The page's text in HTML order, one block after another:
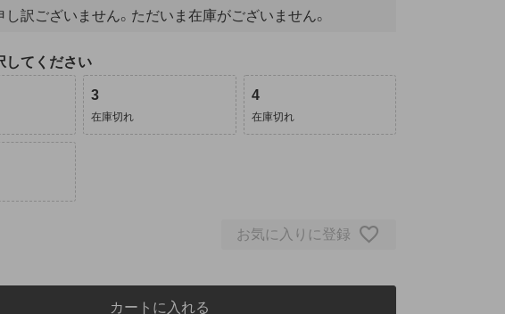
し訳ございません。ただいま在庫がございません。
してください
3
在庫切れ
4
在庫切れ
お気に入りに登録
カートに入れる